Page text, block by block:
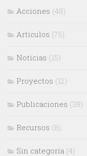
Acciones (48)
Artículos (75)
Noticias (15)
Proyectos (12)
Publicaciones (38)
Recursos (8)
Sin categoría (4)